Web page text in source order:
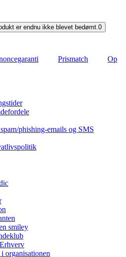
er endnu ikke blevet bedømt.0
Prismatch
Op
phishing-emails og SMS
smiley
organisationen